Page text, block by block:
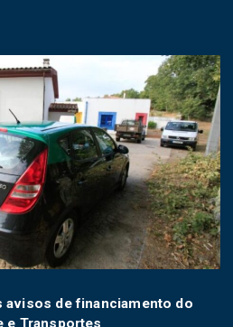
avisos de financiamento do
e Transportes